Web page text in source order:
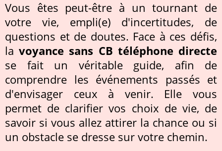
Vous êtes peut-être à un tournant de
votre vie, empli(e) d'incertitudes, de
questions et de doutes. Face à ces défis,
lavoyance sans CB téléphone directe
se fait un véritable guide, afin de
comprendre les événements passés et
d'envisager ceux à venir. Elle vous
permet de clarifier vos choix de vie, de
savoir si vous allez attirer la chance ou si
un obstacle se dresse sur votre chemin.